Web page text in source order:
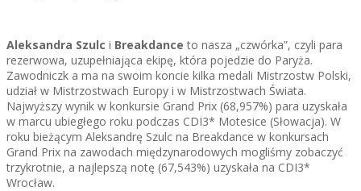
Aleksandra Szulc i Breakdance to nasza „czwórka”, czyli para
rezerwowa, uzupełniająca ekipę, która pojedzie do Paryża.
Zawodniczk a ma na swoim koncie kilka medali Mistrzostw Polski,
udział w Mistrzostwach Europy i w Mistrzostwach Świata.
Najwyższy wynik w konkursie Grand Prix (68,957%) para uzyskała
w marcu ubiegłego roku podczas CDI3* Motesice (Słowacja). W
roku bieżącym Aleksandrę Szulc na Breakdance w konkursach
Grand Prix na zawodach międzynarodowych mogliśmy zobaczyć
trzykrotnie, a najlepszą notę (67,543%) uzyskała na CDI3*
Wrocław.